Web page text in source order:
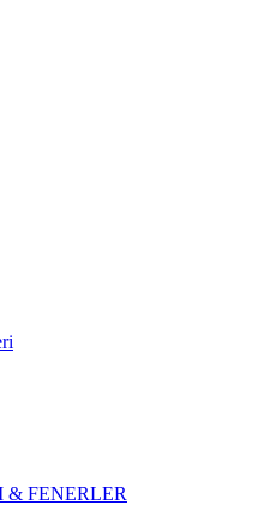
FENERLER